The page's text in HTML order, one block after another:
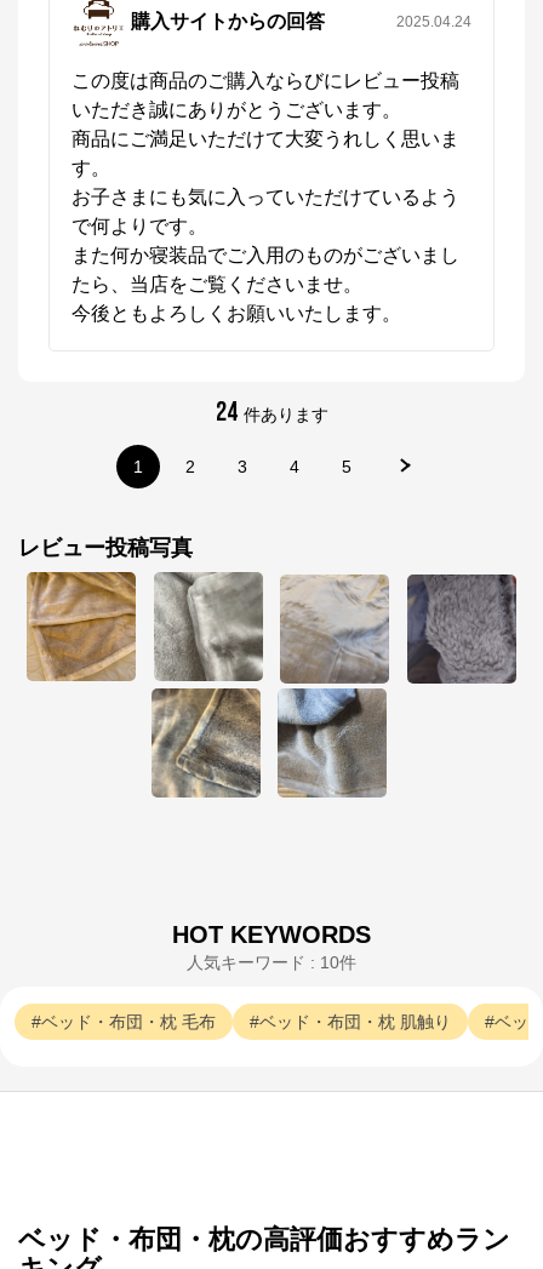
購入サイトからの回答 2025.04.24
この度は商品のご購入ならびにレビュー投稿
いただき誠にありがとうございます。
商品にご満足いただけて大変うれしく思いま
す。
お子さまにも気に入っていただけているよう
で何よりです。
また何か寝装品でご入用のものがございまし
たら、当店をご覧くださいませ。
今後ともよろしくお願いいたします。
24 件あります
1 2 3 4 5
レビュー投稿写真
HOT KEYWORDS
人気キーワード : 10件
ベッド・布団・枕 毛布 ベッド・布団・枕 肌触り ベッ
ベッド・布団・枕の高評価おすすめラン
ねむりのアトリエOnline SHOPは、京都の寝具総合メ
ーカー「ロマンス小杉」が運営するオンラインショッ
プです。
「京都スリープサイエンスラボ」を社内に構え、科学
的なエビデンスに基づき、お客様の体質や室内環境、
季節に応じたねむりをご提案します。